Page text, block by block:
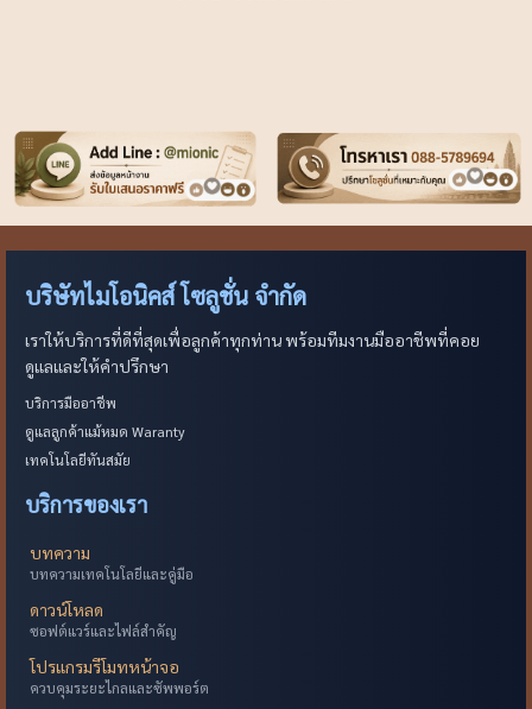
บริษัทไมโอนิคส์ โซลูชั่น จำกัด
เราให้บริการที่ดีที่สุดเพื่อลูกค้าทุกท่าน พร้อมทีมงานมืออาชีพที่คอย
ดูแลและให้คำปรึกษา
บริการมืออาชีพ
ดูแลลูกค้าแม้หมด Waranty
เทคโนโลยีทันสมัย
บริการของเรา
บทความ
บทความเทคโนโลยีและคู่มือ
ดาวน์โหลด
ซอฟต์แวร์และไฟล์สำคัญ
โปรแกรมรีโมทหน้าจอ
ควบคุมระยะไกลและซัพพอร์ต